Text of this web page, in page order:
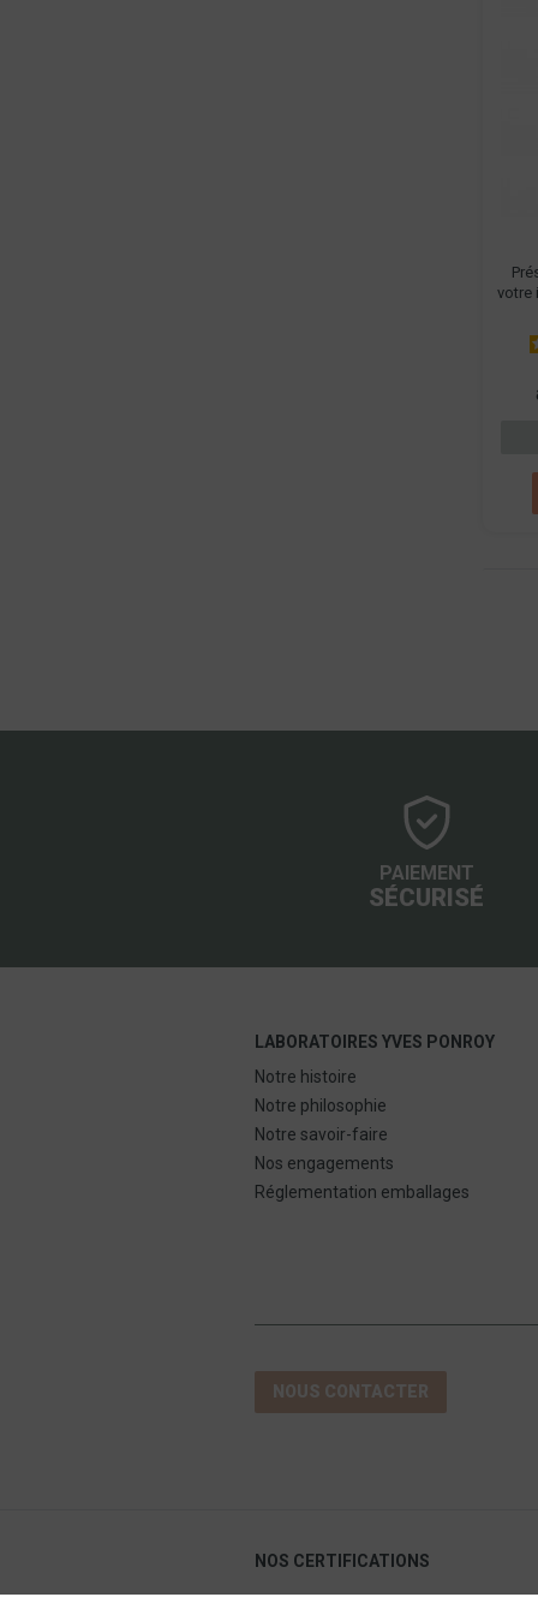
votre
PAIEMENT
SÉCURISÉ
LABORATOIRES YVES PONROY
Notre histoire
Notre philosophie
Notre savoir-faire
Nos engagements
Réglementation emballages
NOUS CONTACTER
NOS CERTIFICATIONS